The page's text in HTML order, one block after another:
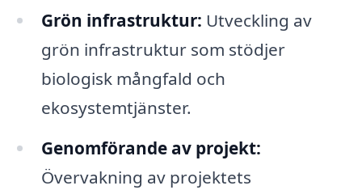
Grön infrastruktur: Utveckling av
grön infrastruktur som stödjer
biologisk mångfald och
ekosystemtjänster.
Genomförande av projekt:
Övervakning av projektets